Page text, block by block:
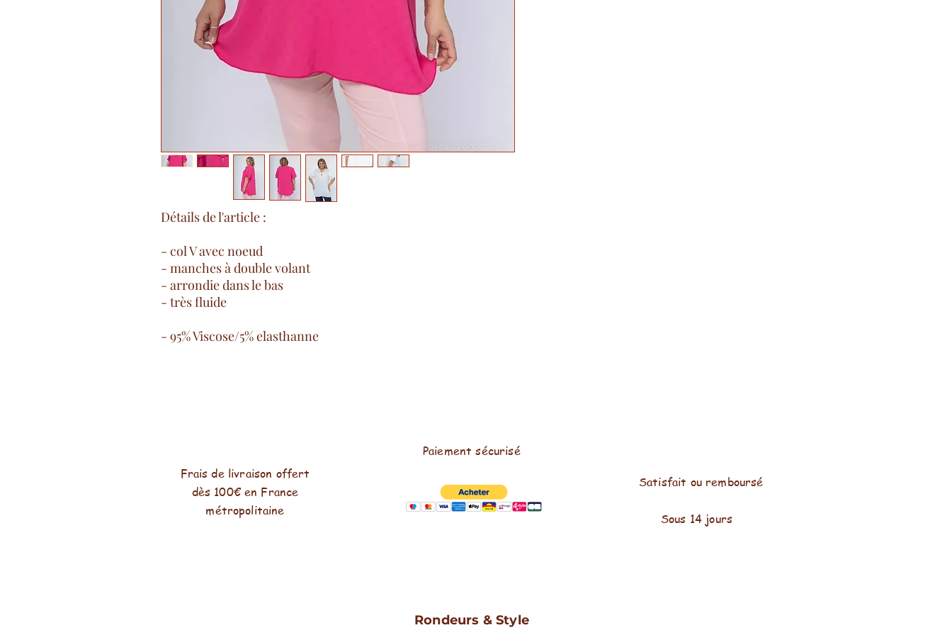
Détails de l'article :
- col V avec noeud
- manches à double volant
- arrondie dans le bas
- très fluide
- 95% Viscose/5% elasthanne
Paiement sécurisé
Frais de livraison offert
dès 100€ en France
métropolitaine
Satisfait ou remboursé
Sous 14 jours
Rondeurs & Style